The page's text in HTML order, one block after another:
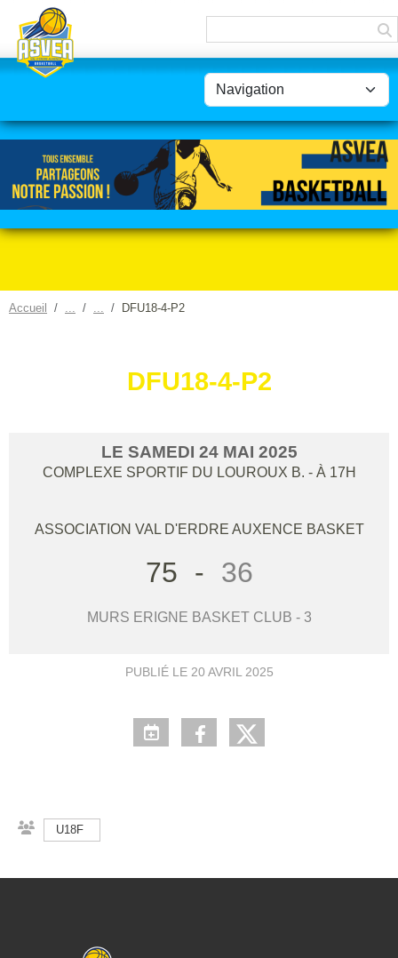
Accueil DFU18-4-P2
DFU18-4-P2
LE SAMEDI 24 MAI 2025
COMPLEXE SPORTIF DU LOUROUX B. - À 17H
ASSOCIATION VAL D'ERDRE AUXENCE BASKET
75 - 36
MURS ERIGNE BASKET CLUB - 3
PUBLIÉ LE 20 AVRIL 2025
U18F
Panneau de gestion des cookies